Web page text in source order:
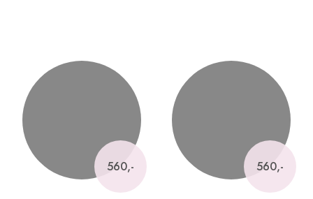
560,- 560,-